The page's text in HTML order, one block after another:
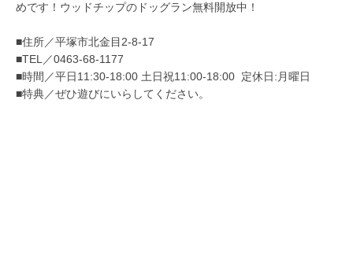
めです！ウッドチップのドッグラン無料開放中！
■住所／平塚市北金目2-8-17
■TEL／0463-68-1177
■時間／平日11:30-18:00 土日祝11:00-18:00 定休日:月曜日
■特典／ぜひ遊びにいらしてください。